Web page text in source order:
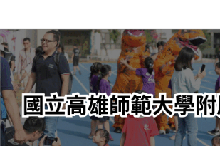
轉
至
主
內
容